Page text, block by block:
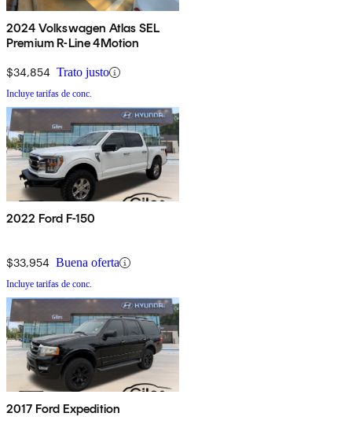
2024 Volkswagen Atlas SEL
Premium R-Line 4Motion
$34,854 Trato justo
Incluye tarifas de conc.
2022 Ford F-150
$33,954 Buena oferta
Incluye tarifas de conc.
2017 Ford Expedition